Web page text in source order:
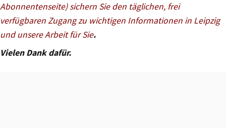
Abonnentenseite) sichern Sie den täglichen, frei
verfügbaren Zugang zu wichtigen Informationen in Leipzig
und unsere Arbeit für Sie.
Vielen Dank dafür.